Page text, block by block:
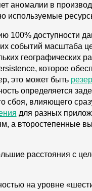
аномалии в
используемые
100% доступности
событий масштаба
географических
которое
это может быть
определяется
сбоя, влияющего
для разных
а второстепенные
расстояния с
на уровне